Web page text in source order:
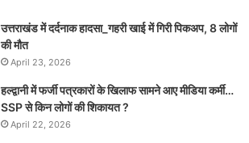
उत्तराखंड में दर्दनाक हादसा_गहरी खाई में गिरी पिकअप, 8 लोगों
की मौत
April 23, 2026
हल्द्वानी में फर्जी पत्रकारों के खिलाफ सामने आए मीडिया कर्मी…
SSP से किन लोगों की शिकायत ?
April 22, 2026